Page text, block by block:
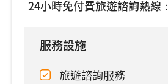
24小時免付費旅遊諮詢熱線：
服務設施
旅遊諮詢服務